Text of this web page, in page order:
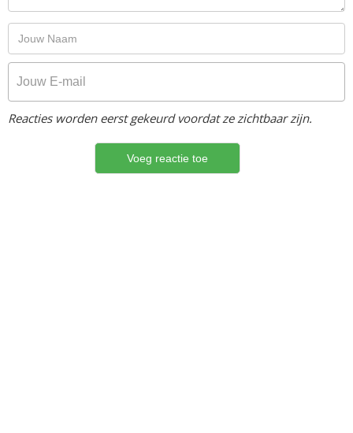
Reacties worden eerst gekeurd voordat ze zichtbaar zijn.